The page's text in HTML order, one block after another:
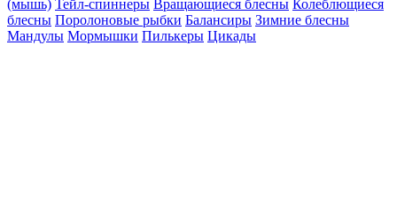
(мышь) Тейл-спиннеры Вращающиеся блесны Колеблющиеся
блесны Поролоновые рыбки Балансиры Зимние блесны
Мандулы Мормышки Пилькеры Цикады